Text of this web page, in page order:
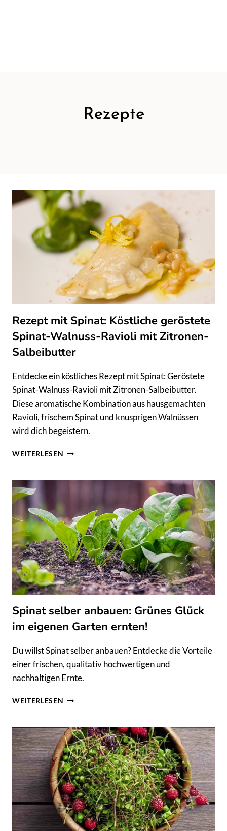
Rezepte
Rezept mit Spinat: Köstliche geröstete
Spinat-Walnuss-Ravioli mit Zitronen-
Salbeibutter
Entdecke ein köstliches Rezept mit Spinat: Geröstete
Spinat-Walnuss-Ravioli mit Zitronen-Salbeibutter.
Diese aromatische Kombination aus hausgemachten
Ravioli, frischem Spinat und knusprigen Walnüssen
wird dich begeistern.
WEITERLESEN REZEPT
KÖSTLICHE
WALNUSS-
RAVIOLI
MIT
ZITRONEN-
SALBEIBUTTER
Spinat selber anbauen: Grünes Glück
im eigenen Garten ernten!
Du willst Spinat selber anbauen? Entdecke die Vorteile
einer frischen, qualitativ hochwertigen und
nachhaltigen Ernte.
WEITERLESEN SPINAT
GRÜNES
GLÜCK
IM
EIGENEN
GARTEN
ERNTEN!